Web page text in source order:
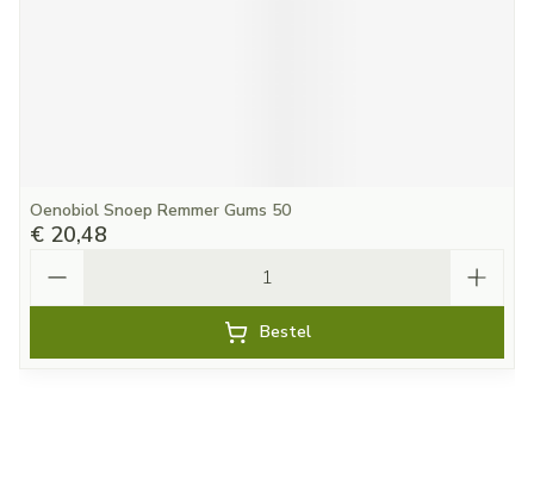
Oenobiol Snoep Remmer Gums 50
€ 20,48
Bestel